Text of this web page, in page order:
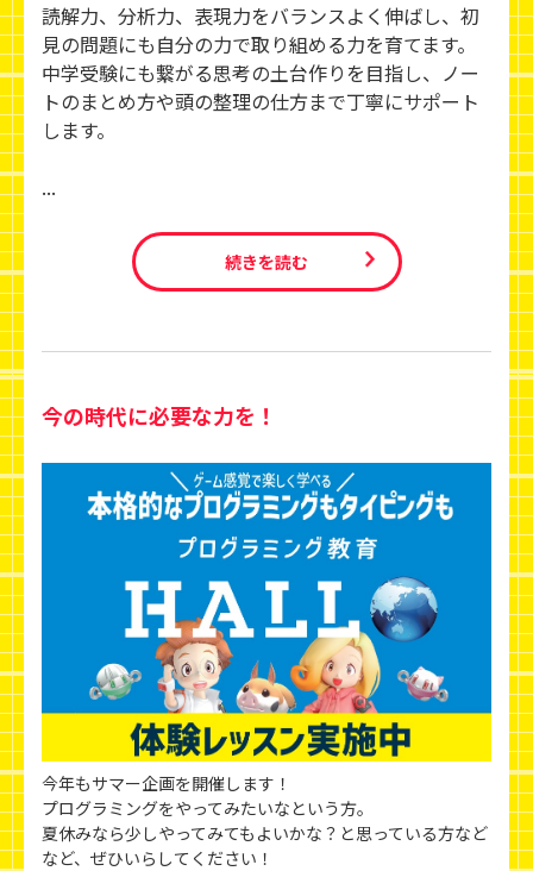
読解力、分析力、表現力をバランスよく伸ばし、初
見の問題にも自分の力で取り組める力を育てます。
中学受験にも繋がる思考の土台作りを目指し、ノー
トのまとめ方や頭の整理の仕方まで丁寧にサポート
します。
...
続きを読む
今の時代に必要な力を！
今年もサマー企画を開催します！
プログラミングをやってみたいなという方。
夏休みなら少しやってみてもよいかな？と思っている方など
など、ぜひいらしてください！